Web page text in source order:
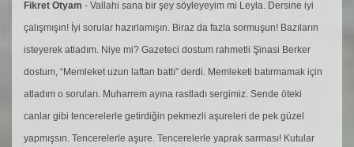
Fikret Otyam - Vallahi sana bir şey söyleyeyim mi Leyla. Dersine iyi
çalışmışın! İyi sorular hazırlamışın. Biraz da fazla sormuşun! Bazıların
isteyerek atladım. Niye mi? Gazeteci dostum rahmetli Şinasi Berker
dostum, “Memleket uzun laftan battı” derdi. Memleketi batırmamak için
atladım o soruları. Muharrem ayına rastladı sergimiz. Sende öteki
canlar gibi tencerelerle getirdiğin pekmezli aşureleri de pek güzel
yapmışsın. Tencerelerle aşure. Tencerelerle yaprak sarması! Kutular